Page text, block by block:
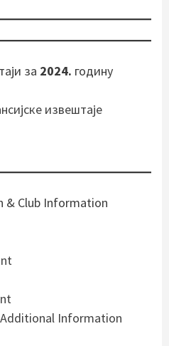
за 2024. годину
извештаје
& Club Information
Information